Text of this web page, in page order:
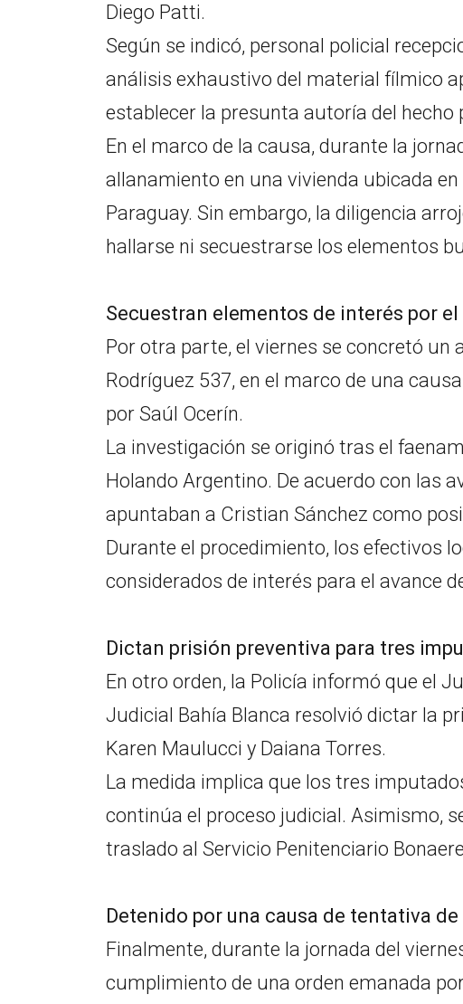
Diego Patti.
Según se indicó, personal policial
análisis exhaustivo del material fílmico
establecer la presunta autoría del hecho
En el marco de la causa, durante la
allanamiento en una vivienda ubicada
Paraguay. Sin embargo, la diligencia
hallarse ni secuestrarse los elementos
Secuestran elementos de interés por
Por otra parte, el viernes se concretó un
Rodríguez 537, en el marco de una
por Saúl Ocerín.
La investigación se originó tras el
Holando Argentino. De acuerdo con las
apuntaban a Cristian Sánchez como
Durante el procedimiento, los efectivos
considerados de interés para el avance
Dictan prisión preventiva para tres
En otro orden, la Policía informó que el
Judicial Bahía Blanca resolvió dictar la
Karen Maulucci y Daiana Torres.
La medida implica que los tres
continúa el proceso judicial. Asimismo,
traslado al Servicio Penitenciario
Detenido por una causa de tentativa
Finalmente, durante la jornada del
cumplimiento de una orden emanada